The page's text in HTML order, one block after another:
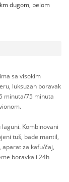
dugom, belom
sa visokim
luksuzan boravak
minuta/75 minuta
Kombinovani
tuš, bade mantil,
aparat za kafu/čaj,
boravka i 24h